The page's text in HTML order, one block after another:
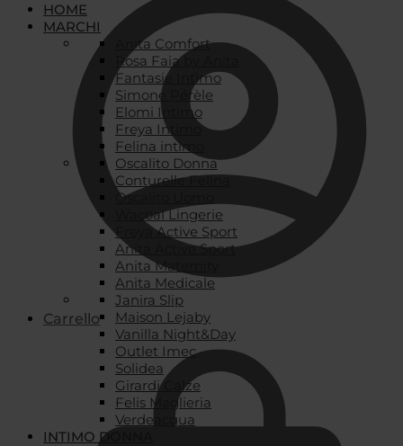
Carrello
HOME
MARCHI
Anita Comfort
Rosa Faia by Anita
Fantasie Intimo
Simone Pérèle
Elomi Intimo
Freya Intimo
Felina intimo
Oscalito Donna
Conturelle Felina
Oscalito Uomo
Wacoal Lingerie
Freya Active Sport
Anita Active Sport
Anita Maternity
Anita Medicale
Janira Slip
Maison Lejaby
Vanilla Night&Day
Outlet Imec
Solidea
Girardi Calze
Felis Maglieria
Verdeacqua
INTIMO DONNA